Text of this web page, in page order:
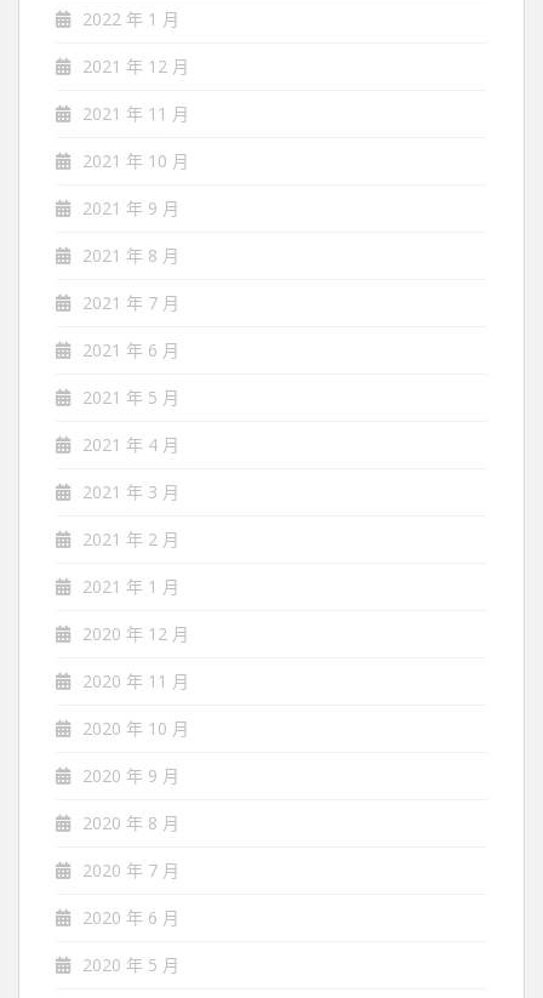
2022 年 1 月
2021 年 12 月
2021 年 11 月
2021 年 10 月
2021 年 9 月
2021 年 8 月
2021 年 7 月
2021 年 6 月
2021 年 5 月
2021 年 4 月
2021 年 3 月
2021 年 2 月
2021 年 1 月
2020 年 12 月
2020 年 11 月
2020 年 10 月
2020 年 9 月
2020 年 8 月
2020 年 7 月
2020 年 6 月
2020 年 5 月